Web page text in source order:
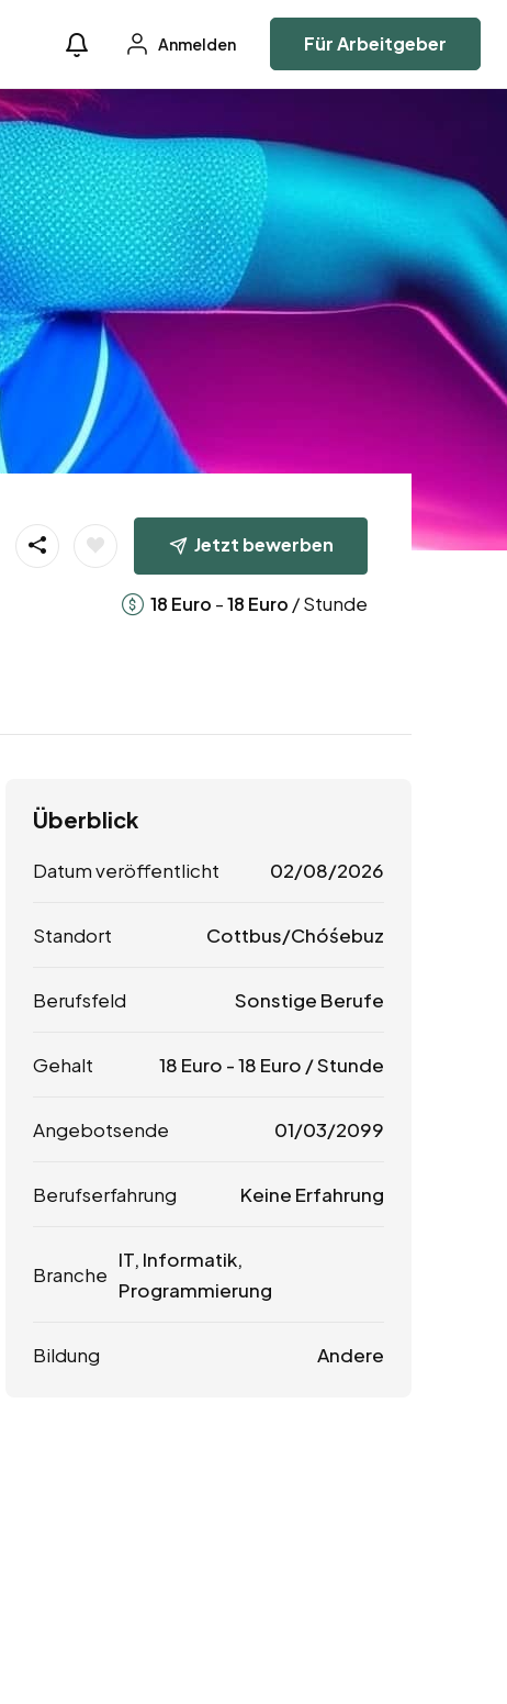
Anmelden Für Arbeitgeber
Jetzt bewerben
18 Euro -18 Euro / Stunde
Überblick
Datum veröffentlicht 02/08/2026
Standort Cottbus/Chóśebuz
Berufsfeld Sonstige Berufe
Gehalt 18 Euro -18 Euro / Stunde
Angebotsende 01/03/2099
Berufserfahrung Keine Erfahrung
Branche
IT, Informatik,
Programmierung
Bildung Andere